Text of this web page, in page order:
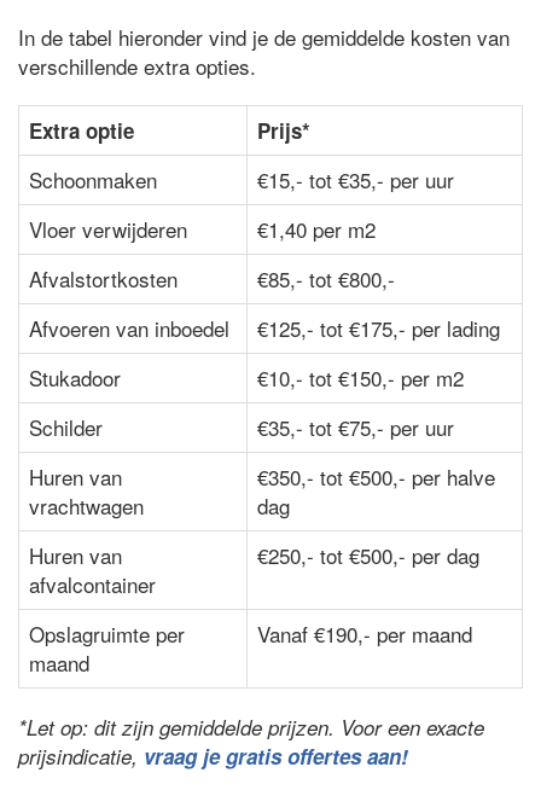
In de tabel hieronder vind je de gemiddelde kosten van
verschillende extra opties.
Extra optie Prijs*
Schoonmaken
€15,- tot €35,- per uur
Vloer verwijderen
€1,40 per m2
Afvalstortkosten
€85,- tot €800,-
Afvoeren van inboedel
€125,- tot €175,- per lading
Stukadoor
€10,- tot €150,- per m2
Schilder
€35,- tot €75,- per uur
Huren van
vrachtwagen
€350,- tot €500,- per halve
dag
Huren van
afvalcontainer
€250,- tot €500,- per dag
Opslagruimte per
maand
Vanaf €190,- per maand
*Let op: dit zijn gemiddelde prijzen. Voor een exacte
prijsindicatie, vraag je gratis offertes aan!